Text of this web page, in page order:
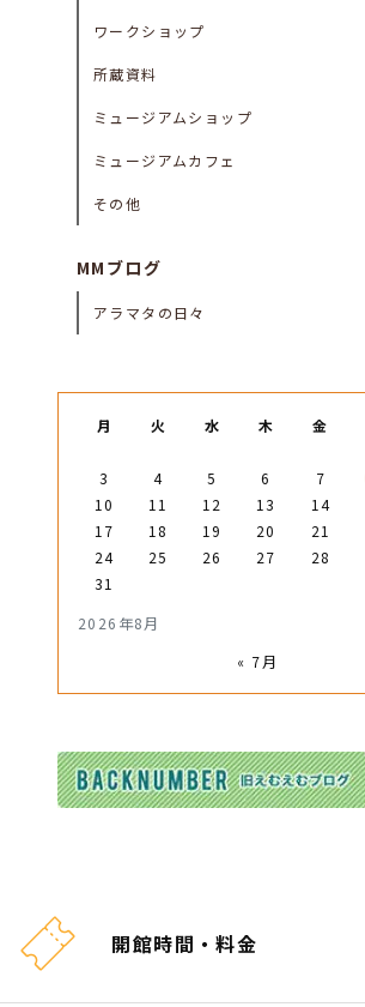
ワークショップ
所蔵資料
ミュージアムショップ
ミュージアムカフェ
その他
MMブログ
アラマタの日々
2026年8月
月 火 水 木 金
3
4 5 6 7
10
11 12 13 14
17
18 19 20 21
24
25 26 27 28
31
« 7月
開館時間・料金